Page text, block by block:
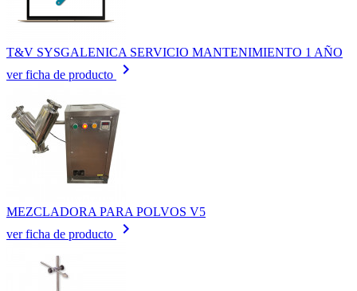
T&V SYSGALENICA SERVICIO MANTENIMIENTO 1 AÑO
ver ficha de producto
keyboard_arrow_right
MEZCLADORA PARA POLVOS V5
ver ficha de producto
keyboard_arrow_right